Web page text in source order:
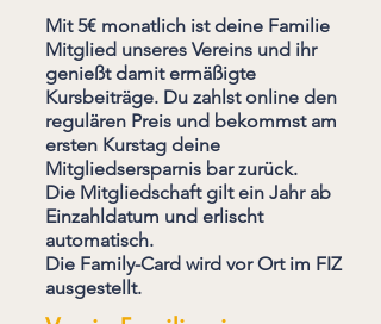
Mit 5€ monatlich ist deine Familie
Mitglied unseres Vereins und ihr
genießt damit ermäßigte
Kursbeiträge. Du zahlst online den
regulären Preis und bekommst am
ersten Kurstag deine
Mitgliedsersparnis bar zurück.
Die Mitgliedschaft gilt ein Jahr ab
Einzahldatum und erlischt
automatisch.
Die Family-Card wird vor Ort im FIZ
ausgestellt.